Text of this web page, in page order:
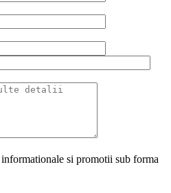
si promotii sub forma